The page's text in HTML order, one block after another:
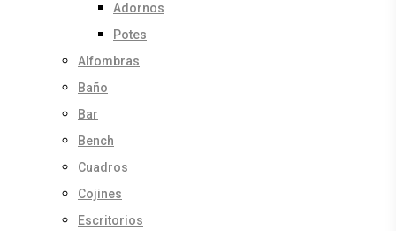
Adornos
Potes
Alfombras
Baño
Bar
Bench
Cuadros
Cojines
Escritorios